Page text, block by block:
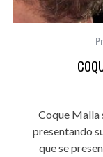
Coque Malla
presentando
que se